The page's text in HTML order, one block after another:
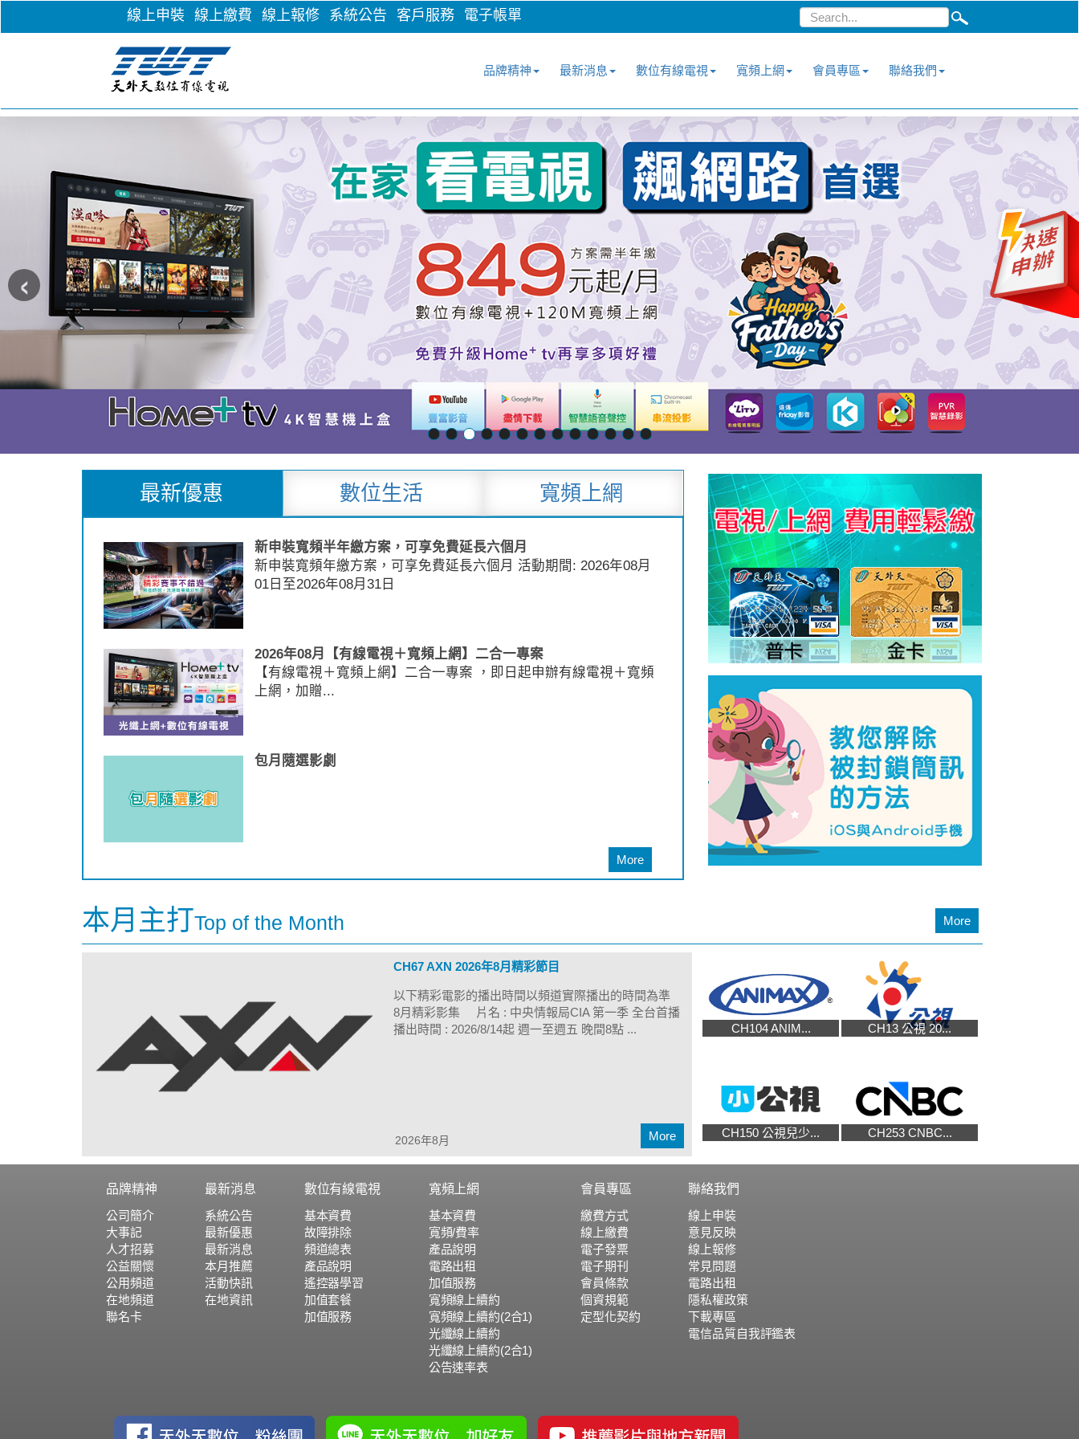
線上申裝 線上繳費 線上報修 系統公告 客戶服務 電子帳單
品牌精神 最新消息 數位有線電視 寬頻上網 會員專區 聯絡我們
‹ ›
最新優惠 數位生活 寬頻上網
新申裝寬頻半年繳方案，可享免費延長六個月
新申裝寬頻年繳方案，可享免費延長六個月 活動期間: 2026年08月
01日至2026年08月31日
2026年08月【有線電視＋寬頻上網】二合一專案
【有線電視＋寬頻上網】二合一專案 ，即日起申辦有線電視＋寬頻
上網，加贈...
包月隨選影劇
More
本月主打Top of the Month More
CH67 AXN 2026年8月精彩節目
以下精彩電影的播出時間以頻道實際播出的時間為準
8月精彩影集 片名 : 中央情報局CIA 第一季 全台首播
播出時間 : 2026/8/14起 週一至週五 晚間8點 ...
2026年8月 More
CH104 ANIM... CH13 公視 20...
CH150 公視兒少... CH253 CNBC...
品牌精神
公司簡介
大事記
人才招募
公益關懷
公用頻道
在地頻道
聯名卡
最新消息
系統公告
最新優惠
最新消息
本月推薦
活動快訊
在地資訊
數位有線電視
基本資費
故障排除
頻道總表
產品說明
遙控器學習
加值套餐
加值服務
寬頻上網
基本資費
寬頻/費率
產品說明
電路出租
加值服務
寬頻線上續約
寬頻線上續約(2合1)
光纖線上續約
光纖線上續約(2合1)
公告速率表
會員專區
繳費方式
線上繳費
電子發票
電子期刊
會員條款
個資規範
定型化契約
聯絡我們
線上申裝
意見反映
線上報修
常見問題
電路出租
隱私權政策
下載專區
電信品質自我評鑑表